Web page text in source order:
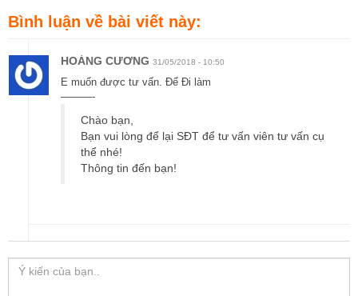
Bình luận về bài viết này:
HOÀNG CƯƠNG 31/05/2018 - 10:50
E muốn được tư vấn. Để Đi làm
———-
Chào bạn,
Bạn vui lòng để lại SĐT để tư vấn viên tư vấn cụ
thể nhé!
Thông tin đến bạn!